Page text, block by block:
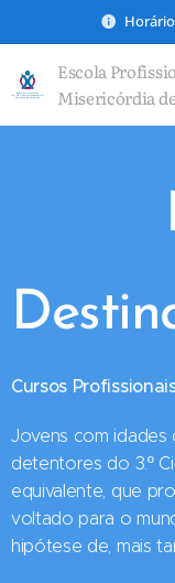
Escola
Misericórdia
Cursos
Jovens com idades
detentores do 3.º
equivalente, que
voltado para o
hipótese de, mais